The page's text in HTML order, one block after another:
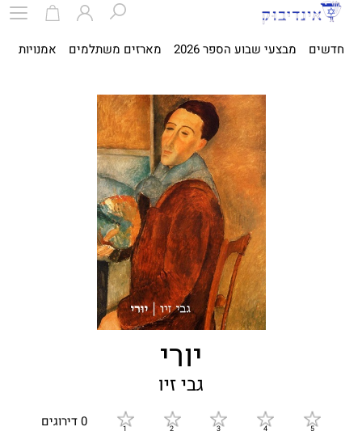
חדשים מבצעי שבוע הספר 2026 מארזים משתלמים אמנויות
יורי
גבי זיו
0 דירוגים